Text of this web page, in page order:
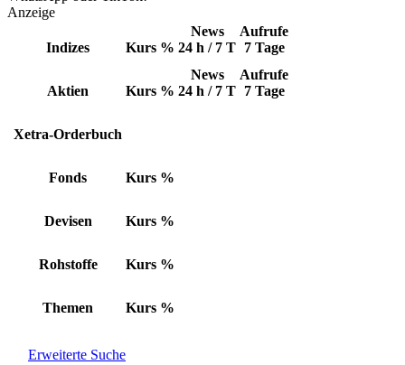
Anzeige
Indizes Kurs %
News
24 h / 7 T
Aufrufe
7 Tage
Aktien Kurs %
News
24 h / 7 T
Aufrufe
7 Tage
Xetra-Orderbuch
Fonds Kurs %
Devisen Kurs %
Rohstoffe Kurs %
Themen Kurs %
Erweiterte Suche